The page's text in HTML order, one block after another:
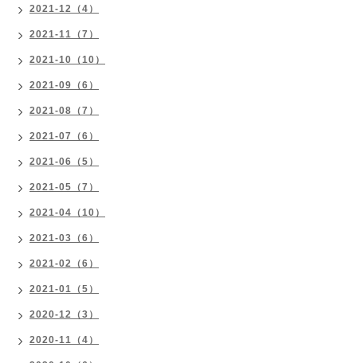
2021-12（4）
2021-11（7）
2021-10（10）
2021-09（6）
2021-08（7）
2021-07（6）
2021-06（5）
2021-05（7）
2021-04（10）
2021-03（6）
2021-02（6）
2021-01（5）
2020-12（3）
2020-11（4）